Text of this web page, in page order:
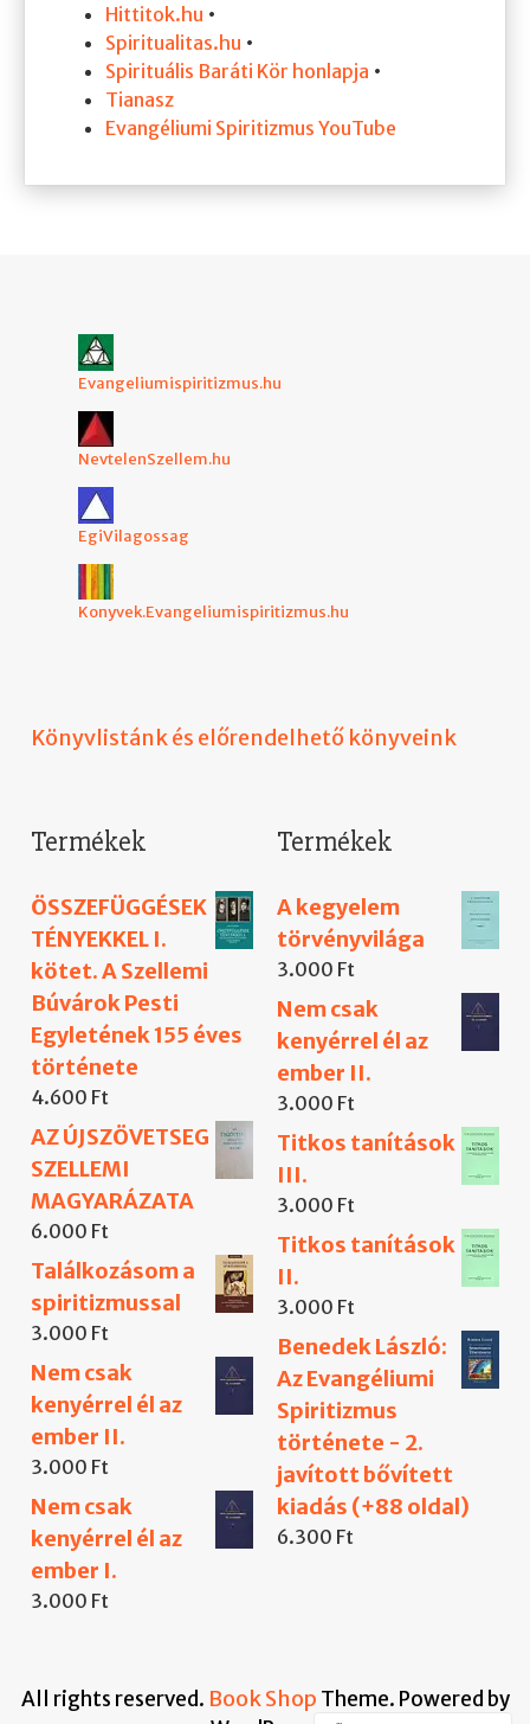
Hittitok.hu •
Spiritualitas.hu •
Spirituális Baráti Kör honlapja •
Tianasz
Evangéliumi Spiritizmus YouTube
Evangeliumispiritizmus.hu
NevtelenSzellem.hu
EgiVilagossag
Konyvek.Evangeliumispiritizmus.hu
Könyvlistánk és előrendelhető könyveink
Termékek
ÖSSZEFÜGGÉSEK
TÉNYEKKEL I.
kötet. A Szellemi
Búvárok Pesti
Egyletének 155 éves
története
4.600 Ft
AZ ÚJSZÖVETSEG
SZELLEMI
MAGYARÁZATA
6.000 Ft
Találkozásom a
spiritizmussal
3.000 Ft
Nem csak
kenyérrel él az
ember II.
3.000 Ft
Nem csak
kenyérrel él az
ember I.
3.000 Ft
Termékek
A kegyelem
törvényvilága
3.000 Ft
Nem csak
kenyérrel él az
ember II.
3.000 Ft
Titkos tanítások
III.
3.000 Ft
Titkos tanítások
II.
3.000 Ft
Benedek László:
Az Evangéliumi
Spiritizmus
története - 2.
javított bővített
kiadás (+88 oldal)
6.300 Ft
All rights reserved. Book Shop Theme. Powered by